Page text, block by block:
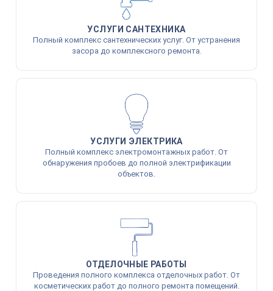
УСЛУГИ САНТЕХНИКА
Полный комплекс сантехнических услуг. От устранения
засора до комплексного ремонта.
УСЛУГИ ЭЛЕКТРИКА
Полный комплекс электромонтажных работ. От
обнаружения пробоев до полной электрификации
объектов.
ОТДЕЛОЧНЫЕ РАБОТЫ
Проведения полного комплекса отделочных работ. От
косметических работ до полного ремонта помещений.